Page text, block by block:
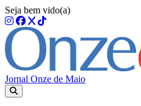
Seja bem vido(a)
Jornal Onze de Maio